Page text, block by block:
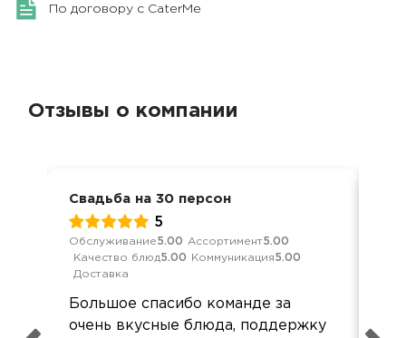
По договору с CaterMe
Отзывы о компании
Свадьба на 30 персон
5
Обслуживание5.00 Ассортимент5.00
Качество блюд5.00 Коммуникация5.00
Доставка
Большое спасибо команде за
очень вкусные блюда, поддержку